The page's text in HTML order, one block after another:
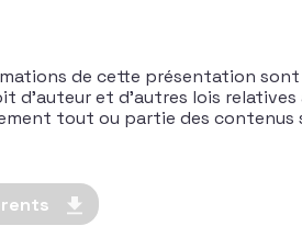
de cette présentation
d’auteur et d’autres lois
tout ou partie des contenus